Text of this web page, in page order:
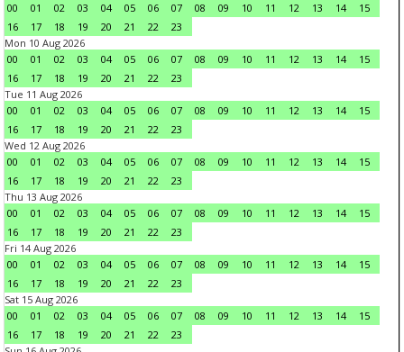
00
01 02 03 04 05 06 07 08 09 10 11 12 13 14
15
16
17 18 19 20 21 22
23
Mon 10 Aug 2026
00
01 02 03 04 05 06 07 08 09 10 11 12 13 14
15
16
17 18 19 20 21 22
23
Tue 11 Aug 2026
00
01 02 03 04 05 06 07 08 09 10 11 12 13 14
15
16
17 18 19 20 21 22
23
Wed 12 Aug 2026
00
01 02 03 04 05 06 07 08 09 10 11 12 13 14
15
16
17 18 19 20 21 22
23
Thu 13 Aug 2026
00
01 02 03 04 05 06 07 08 09 10 11 12 13 14
15
16
17 18 19 20 21 22
23
Fri 14 Aug 2026
00
01 02 03 04 05 06 07 08 09 10 11 12 13 14
15
16
17 18 19 20 21 22
23
Sat 15 Aug 2026
00
01 02 03 04 05 06 07 08 09 10 11 12 13 14
15
16
17 18 19 20 21 22
23